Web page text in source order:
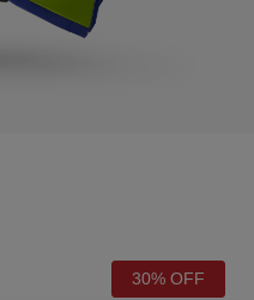
30% OFF